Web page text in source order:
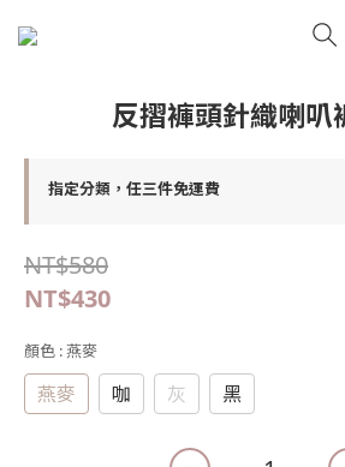
反摺褲頭針織喇叭
指定分類，任三件免運費
NT$580
NT$430
顏色 : 燕麥
燕麥 咖 灰 黑